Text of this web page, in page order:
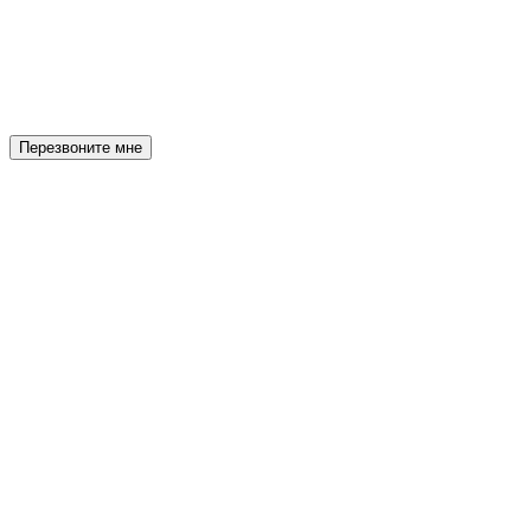
Перезвоните мне